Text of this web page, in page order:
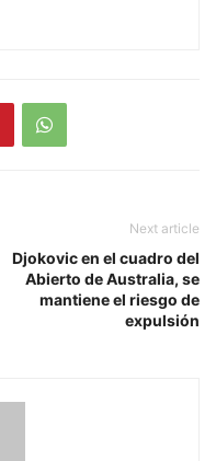
Next article
Djokovic en el cuadro del
Abierto de Australia, se
mantiene el riesgo de
expulsión